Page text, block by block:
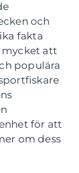
och
fakta
mycket att
populära
för att
om dess